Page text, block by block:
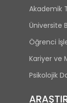
Akademik
Üniversite
Öğrenci
Kariyer ve
Psikolojik